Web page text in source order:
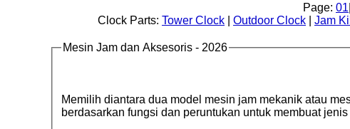
Page: 01
Clock Parts: Tower Clock Outdoor Clock Jam
Mesin Jam dan Aksesoris - 2026
Memilih diantara dua model mesin jam mekanik atau
berdasarkan fungsi dan peruntukan untuk membuat